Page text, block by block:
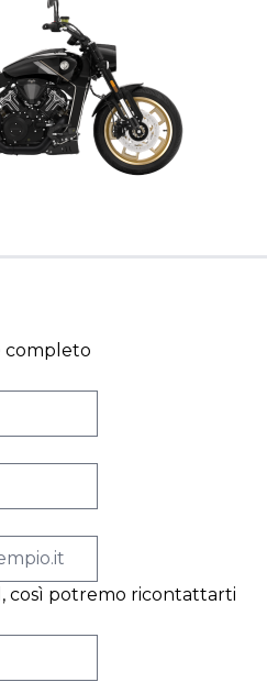
completo
così potremo ricontattarti